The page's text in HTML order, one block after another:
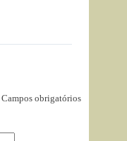
Campos obrigatórios